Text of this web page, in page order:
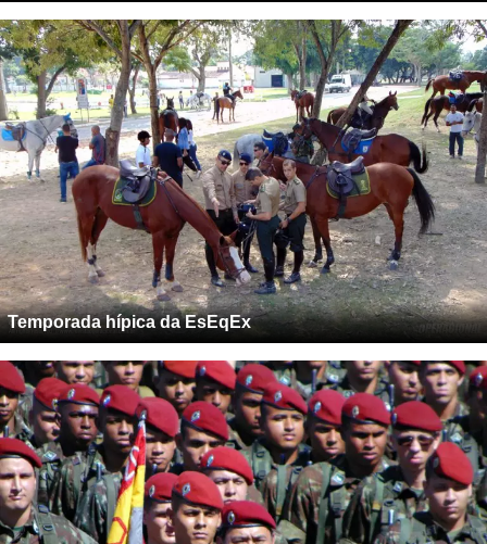
Temporada hípica da EsEqEx